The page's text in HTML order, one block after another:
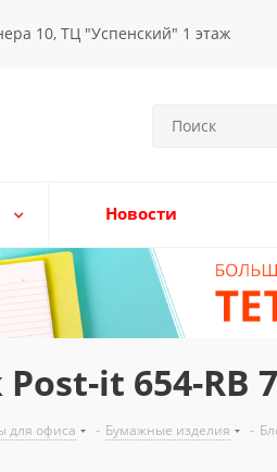
10, ТЦ "Успенский" 1 этаж
Новости
it 654-RB
для офиса - Бумажные изделия -